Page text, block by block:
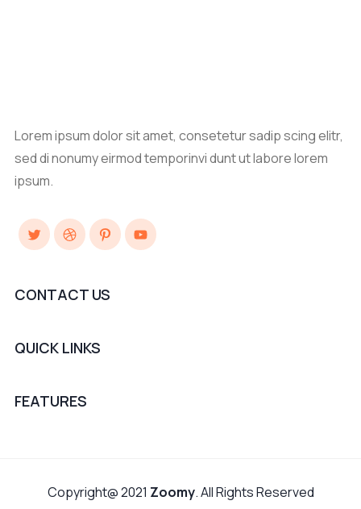
Lorem ipsum dolor sit amet, consetetur sadip scing elitr,
sed di nonumy eirmod temporinvi dunt ut labore lorem
ipsum.
TwitterDribbblePinterestYouTube
CONTACT US
QUICK LINKS
FEATURES
Copyright@ 2021 Zoomy. All Rights Reserved